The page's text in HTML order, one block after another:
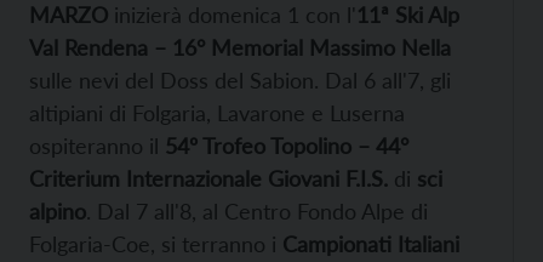
MARZO inizierà domenica 1 con l'11ª Ski Alp
Val Rendena – 16° Memorial Massimo Nella
sulle nevi del Doss del Sabion. Dal 6 all'7, gli
altipiani di Folgaria, Lavarone e Luserna
ospiteranno il 54º Trofeo Topolino – 44°
Criterium Internazionale Giovani F.I.S. di sci
alpino. Dal 7 all'8, al Centro Fondo Alpe di
Folgaria-Coe, si terranno i Campionati Italiani